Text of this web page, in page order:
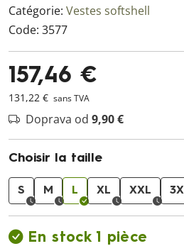
Catégorie: Vestes softshell
Code: 3577
157,46 €
131,22 € sans TVA
Doprava od 9,90 €
Choisir la taille
S M L XL XXL
En stock 1 pièce